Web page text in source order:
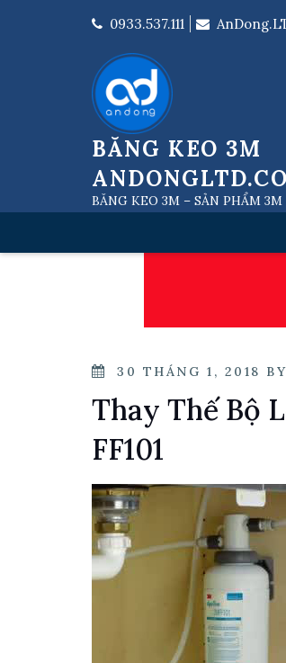
0933.537.111
BĂNG KEO 3M
BĂNG KEO 3M – SẢN PHẨM
POSTED
30 THÁNG 1, 2018 BY
Thay Thế Bộ
FF101